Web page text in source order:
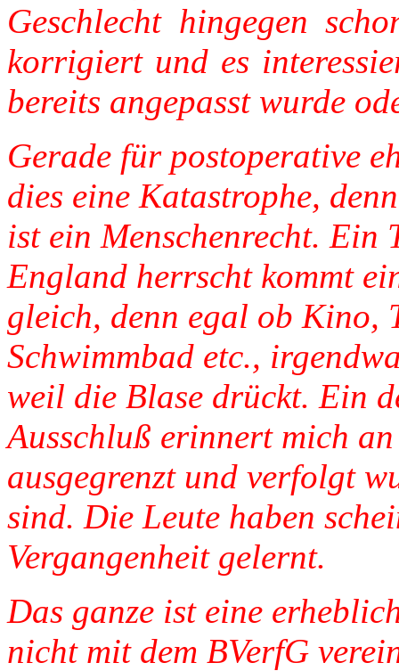
Geschlecht hingegen
korrigiert und es
bereits angepasst wurde
Gerade für postoperative
dies eine Katastrophe,
ist ein Menschenrecht. Ein
England herrscht kommt
gleich, denn egal ob Kino,
Schwimmbad etc.,
weil die Blase drückt. Ein
Ausschluß erinnert mich
ausgegrenzt und verfolgt
sind. Die Leute haben
Vergangenheit gelernt.
Das ganze ist eine
nicht mit dem BVerfG